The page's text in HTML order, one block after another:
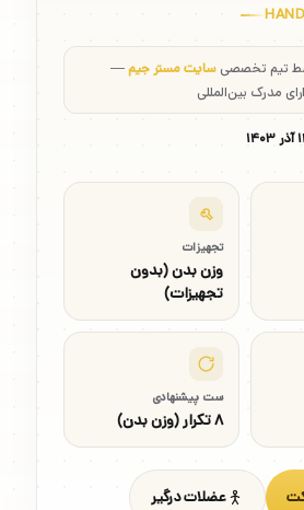
تیم تخصصیسایت مستر جیم—
مدرک بین‌المللی
تجهیزات
وزن بدن (بدون
تجهیزات)
ست پیشنهادی
۸ تکرار (وزن بدن)
عضلات درگیر